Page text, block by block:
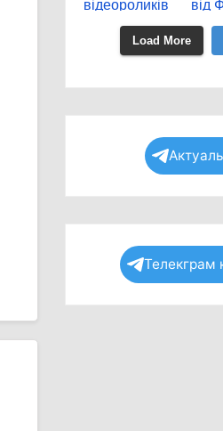
Load More
Телекграм